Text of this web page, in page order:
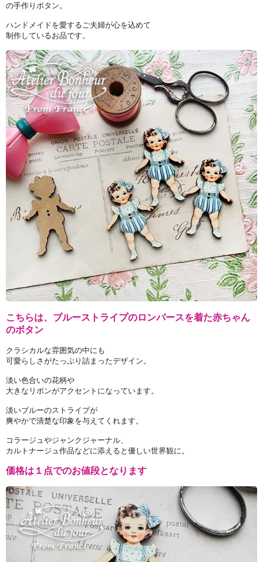
の手作りボタン。
ハンドメイドを愛するご夫婦が心を込めて
制作しているお品です。
こちらは、ブルーストライプのロンパースを着た赤ちゃん
のボタン
クラシカルな雰囲気の中にも
可愛らしさがたっぷり詰まったデザイン。
淡い色合いの花柄や
大きなリボンがアクセントになっています。
淡いブルーのストライプが
爽やかで清楚な印象を与えてくれます。
コラージュやジャンクジャーナル、
カルトナージュ作品などに添えると優しい世界観に。
価格は１点でのお値段となります